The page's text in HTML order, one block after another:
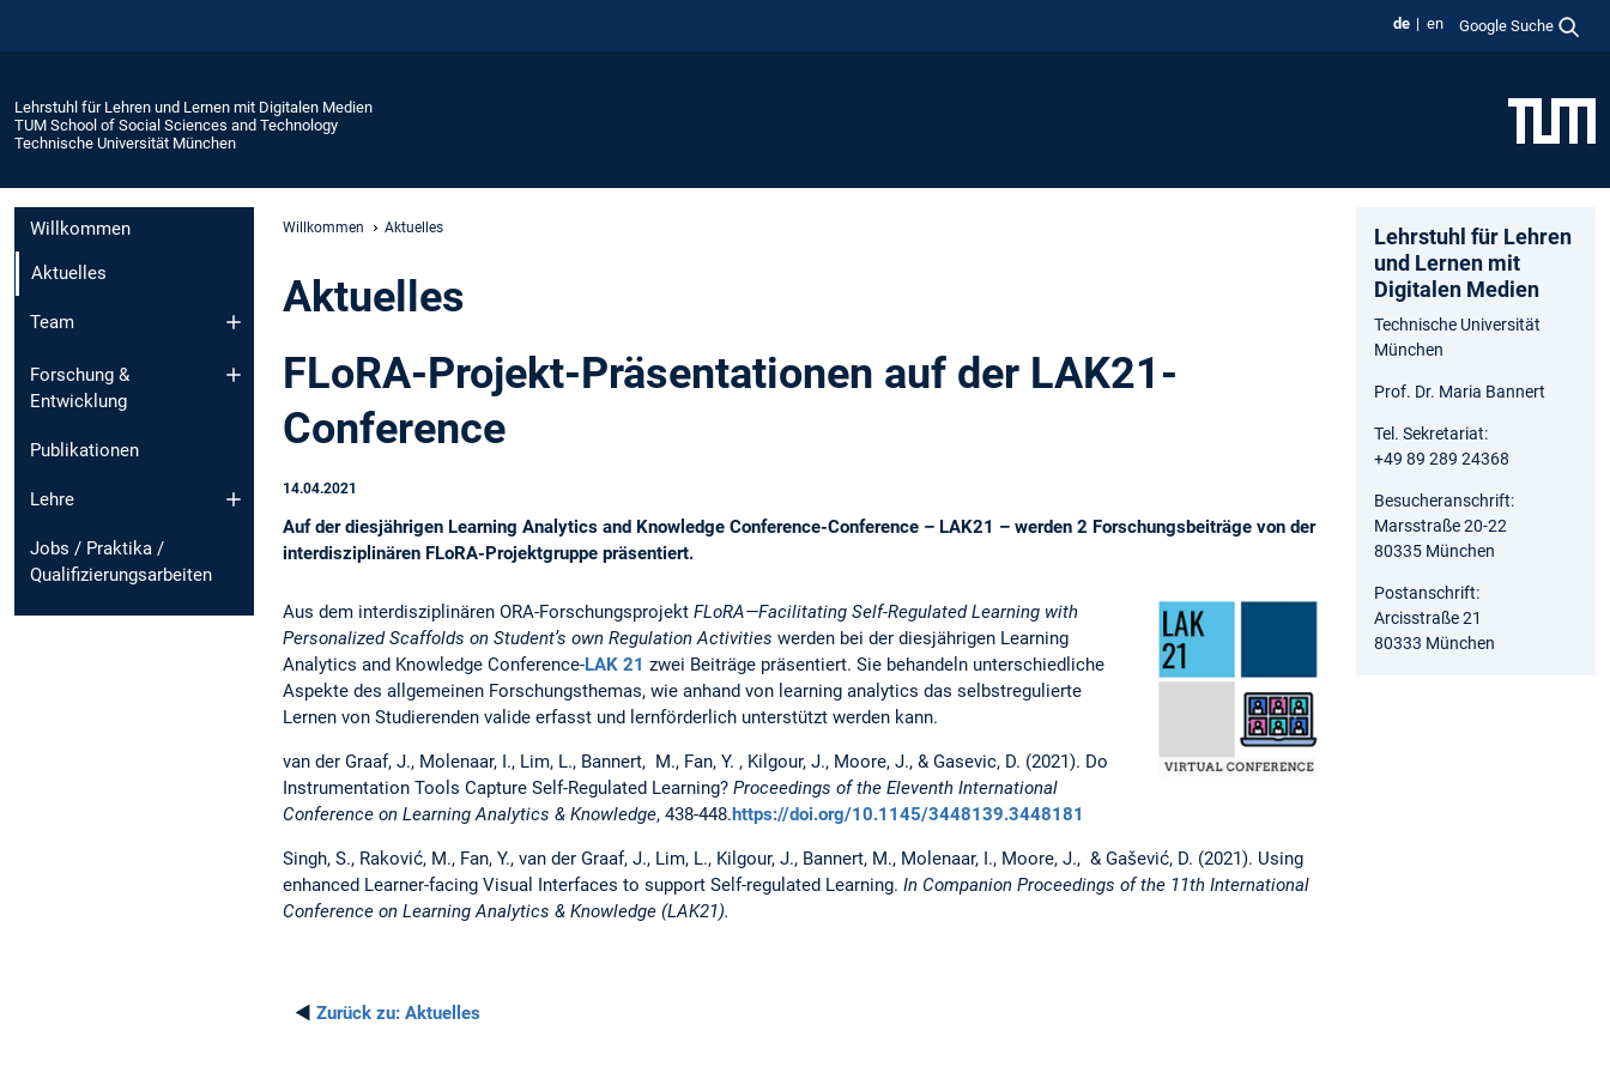
de en Google Suche
Lehrstuhl für Lehren und Lernen mit Digitalen Medien
TUM School of Social Sciences and Technology
Technische Universität München
Willkommen
Aktuelles
Team
Forschung &
Entwicklung
Publikationen
Lehre
Jobs / Praktika /
Qualifizierungsarbeiten
Willkommen Aktuelles
Aktuelles
FLoRA-Projekt-Präsentationen auf der LAK21-
Conference
14.04.2021
Auf der diesjährigen Learning Analytics and Knowledge Conference-Conference – LAK21 – werden 2 Forschungsbeiträge von der
interdisziplinären FLoRA-Projektgruppe präsentiert.
Aus dem interdisziplinären ORA-Forschungsprojekt FLoRA—Facilitating Self-Regulated Learning with
Personalized Scaffolds on Student’s own Regulation Activities werden bei der diesjährigen Learning
Analytics and Knowledge Conference-LAK 21 zwei Beiträge präsentiert. Sie behandeln unterschiedliche
Aspekte des allgemeinen Forschungsthemas, wie anhand von learning analytics das selbstregulierte
Lernen von Studierenden valide erfasst und lernförderlich unterstützt werden kann.
van der Graaf, J., Molenaar, I., Lim, L., Bannert, M., Fan, Y. , Kilgour, J., Moore, J., & Gasevic, D. (2021). Do
Instrumentation Tools Capture Self-Regulated Learning? Proceedings of the Eleventh International
Conference on Learning Analytics & Knowledge, 438-448.https://doi.org/10.1145/3448139.3448181
Singh, S., Raković, M., Fan, Y., van der Graaf, J., Lim, L., Kilgour, J., Bannert, M., Molenaar, I., Moore, J., & Gašević, D. (2021). Using
enhanced Learner-facing Visual Interfaces to support Self-regulated Learning. In Companion Proceedings of the 11th International
Conference on Learning Analytics & Knowledge (LAK21).
◄ Zurück zu: Aktuelles
Lehrstuhl für Lehren
und Lernen mit
Digitalen Medien
Technische Universität
München
Prof. Dr. Maria Bannert
Tel. Sekretariat:
+49 89 289 24368
Besucheranschrift:
Marsstraße 20-22
80335 München
Postanschrift:
Arcisstraße 21
80333 München